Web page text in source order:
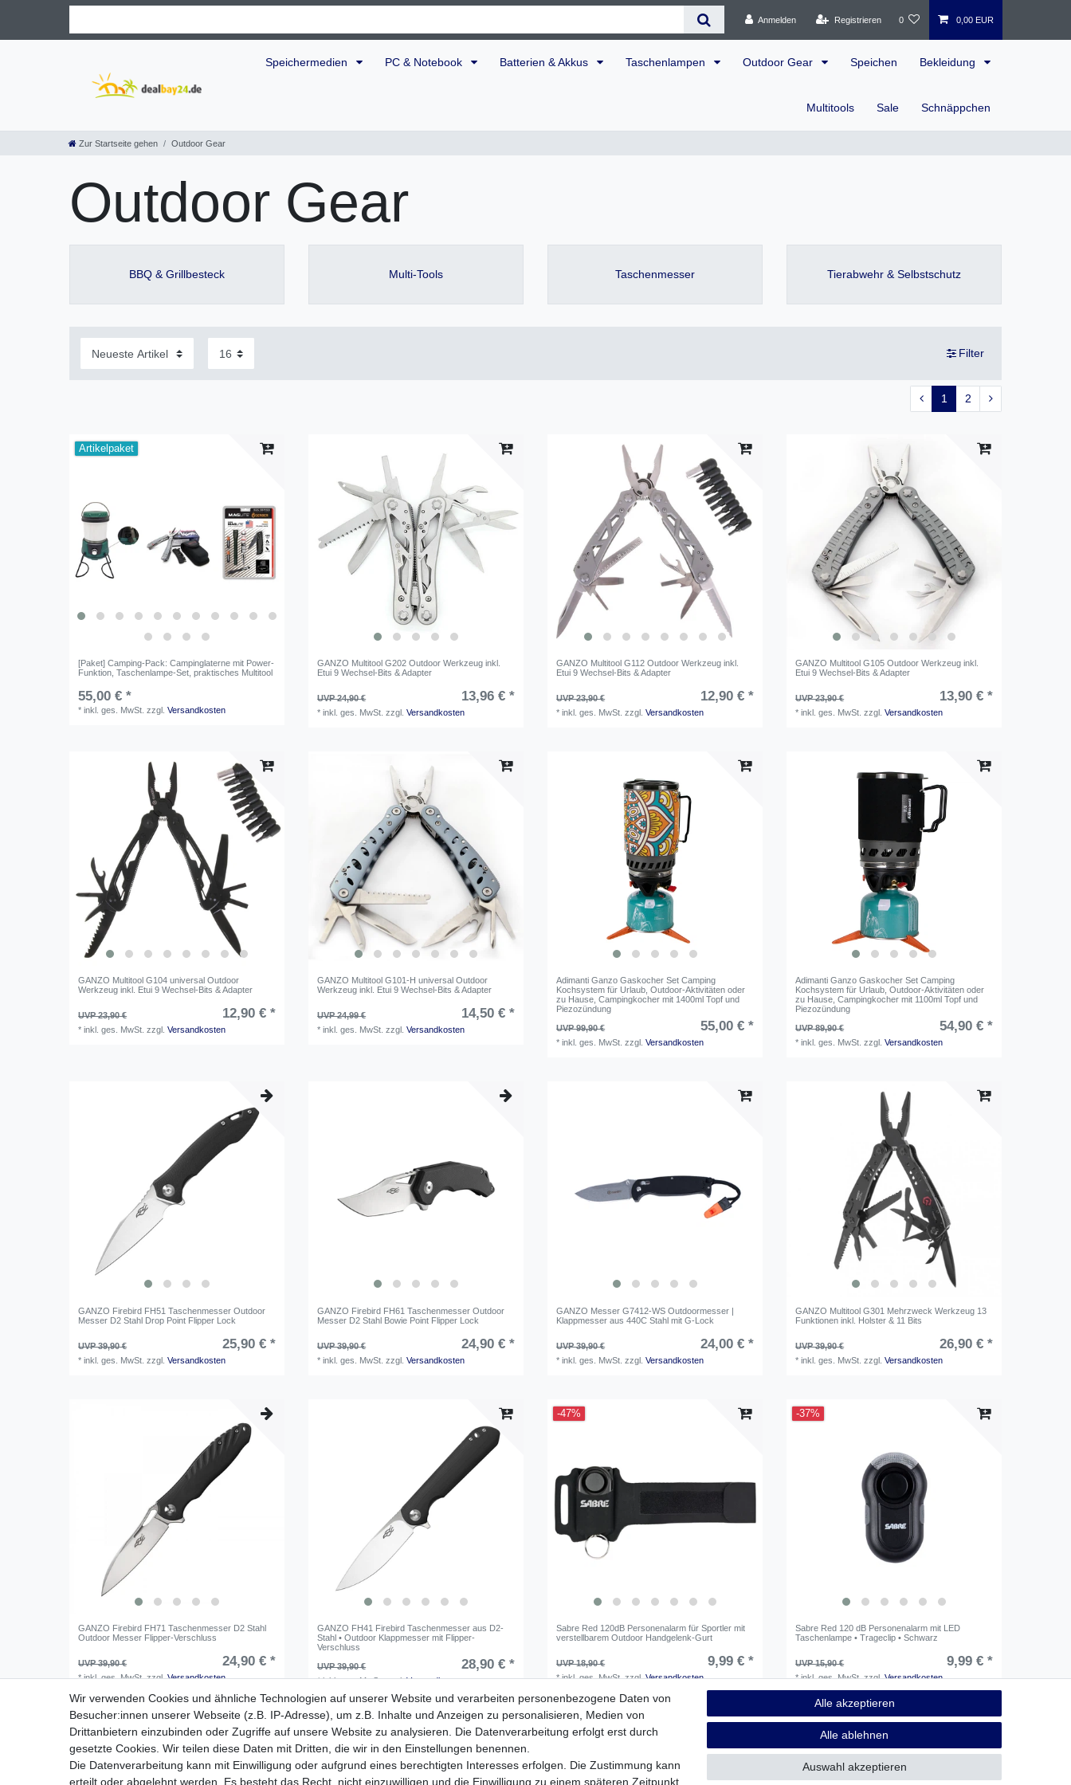
Anmelden Registrieren 0 0,00 EUR
Speichermedien PC & Notebook Batterien & Akkus Taschenlampen Outdoor Gear Speichen Bekleidung
Multitools Sale Schnäppchen
Zur Startseite gehen Outdoor Gear
Outdoor Gear
BBQ & Grillbesteck Multi-Tools Taschenmesser Tierabwehr & Selbstschutz
Filter
1 2
Artikelpaket
[Paket] Camping-Pack: Campinglaterne mit Power-
Funktion, Taschenlampe-Set, praktisches Multitool
55,00 € *
*inkl. ges. MwSt. zzgl.Versandkosten
GANZO Multitool G202 Outdoor Werkzeug inkl.
Etui 9 Wechsel-Bits & Adapter
UVP 24,90 € 13,96 € *
*inkl. ges. MwSt. zzgl.Versandkosten
GANZO Multitool G112 Outdoor Werkzeug inkl.
Etui 9 Wechsel-Bits & Adapter
UVP 23,90 € 12,90 € *
*inkl. ges. MwSt. zzgl.Versandkosten
GANZO Multitool G105 Outdoor Werkzeug inkl.
Etui 9 Wechsel-Bits & Adapter
UVP 23,90 € 13,90 € *
*inkl. ges. MwSt. zzgl.Versandkosten
GANZO Multitool G104 universal Outdoor
Werkzeug inkl. Etui 9 Wechsel-Bits & Adapter
UVP 23,90 € 12,90 € *
*inkl. ges. MwSt. zzgl.Versandkosten
GANZO Multitool G101-H universal Outdoor
Werkzeug inkl. Etui 9 Wechsel-Bits & Adapter
UVP 24,99 € 14,50 € *
*inkl. ges. MwSt. zzgl.Versandkosten
Adimanti Ganzo Gaskocher Set Camping
Kochsystem für Urlaub, Outdoor-Aktivitäten oder
zu Hause, Campingkocher mit 1400ml Topf und
Piezozündung
UVP 99,90 €
55,00 € *
*inkl. ges. MwSt. zzgl.Versandkosten
Adimanti Ganzo Gaskocher Set Camping
Kochsystem für Urlaub, Outdoor-Aktivitäten oder
zu Hause, Campingkocher mit 1100ml Topf und
Piezozündung
UVP 89,90 €
54,90 € *
*inkl. ges. MwSt. zzgl.Versandkosten
GANZO Firebird FH51 Taschenmesser Outdoor
Messer D2 Stahl Drop Point Flipper Lock
UVP 39,90 € 25,90 € *
*inkl. ges. MwSt. zzgl.Versandkosten
GANZO Firebird FH61 Taschenmesser Outdoor
Messer D2 Stahl Bowie Point Flipper Lock
UVP 39,90 € 24,90 € *
*inkl. ges. MwSt. zzgl.Versandkosten
GANZO Messer G7412-WS Outdoormesser |
Klappmesser aus 440C Stahl mit G-Lock
UVP 39,90 € 24,00 € *
*inkl. ges. MwSt. zzgl.Versandkosten
GANZO Multitool G301 Mehrzweck Werkzeug 13
Funktionen inkl. Holster & 11 Bits
UVP 39,90 € 26,90 € *
*inkl. ges. MwSt. zzgl.Versandkosten
GANZO Firebird FH71 Taschenmesser D2 Stahl
Outdoor Messer Flipper-Verschluss
UVP 39,90 € 24,90 € *
*inkl. ges. MwSt.zzgl.Versandkosten
GANZO FH41 Firebird Taschenmesser aus D2-
Stahl • Outdoor Klappmesser mit Flipper-
Verschluss
UVP 39,90 €
28,90 € *
*inkl. ges. MwSt.zzgl.Versandkosten
-47%
Sabre Red 120dB Personenalarm für Sportler mit
verstellbarem Outdoor Handgelenk-Gurt
UVP 18,90 € 9,99 € *
*inkl. ges. MwSt.zzgl.Versandkosten
-37%
Sabre Red 120 dB Personenalarm mit LED
Taschenlampe • Trageclip • Schwarz
UVP 15,90 € 9,99 € *
*inkl. ges. MwSt.zzgl.Versandkosten
1 2
Wir verwenden Cookies und ähnliche Technologien auf unserer Website und verarbeiten personenbezogene Daten von
Besucher:innen unserer Webseite (z.B. IP-Adresse), um z.B. Inhalte und Anzeigen zu personalisieren, Medien von
Drittanbietern einzubinden oder Zugriffe auf unsere Website zu analysieren. Die Datenverarbeitung erfolgt erst durch
gesetzte Cookies. Wir teilen diese Daten mit Dritten, die wir in den Einstellungen benennen.
Die Datenverarbeitung kann mit Einwilligung oder aufgrund eines berechtigten Interesses erfolgen. Die Zustimmung kann
erteilt oder abgelehnt werden. Es besteht das Recht, nicht einzuwilligen und die Einwilligung zu einem späteren Zeitpunkt
Alle akzeptieren
Alle ablehnen
Auswahl akzeptieren